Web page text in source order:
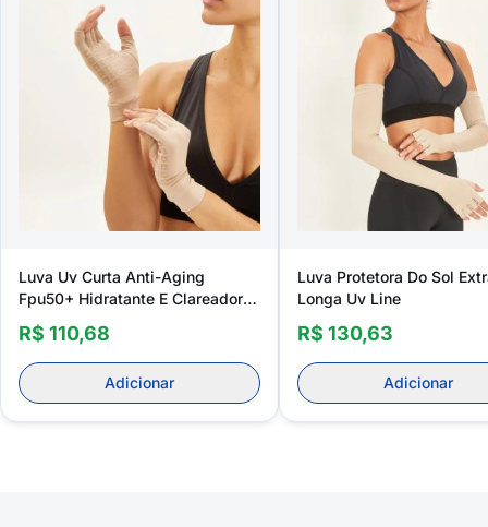
Luva Uv Curta Anti-Aging
Fpu50+ Hidratante E Clareadora
Uv Line
R$ 110,68
Adicionar
Luva Protetora Do Sol
Longa Uv Line
R$ 130,63
Adicionar